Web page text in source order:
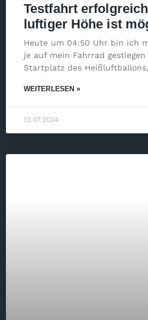
Testfahrt
luftiger Höhe ist
Heute um 04:50 Uhr bin ich
je auf mein Fahrrad
Startplatz des
WEITERLESEN »
13.07.2024